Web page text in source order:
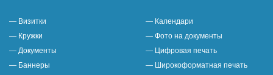
— Визитки
— Календари
— Кружки
— Фото на документы
— Документы
— Цифровая печать
— Баннеры
— Широкоформатная печать